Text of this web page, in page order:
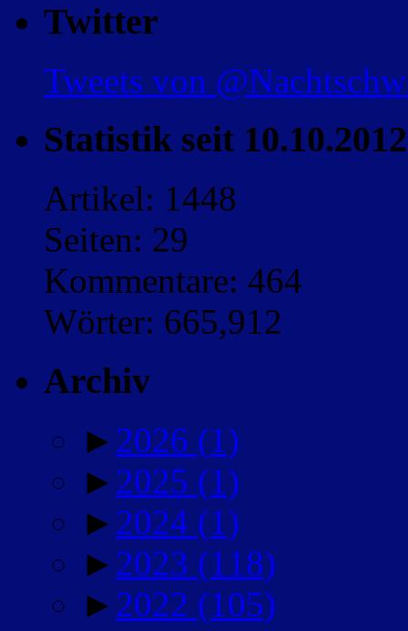
Twitter
Tweets von
Statistik seit 10.10.2012
Artikel: 1448
Seiten: 29
Kommentare: 464
Wörter: 665,912
Archiv
► 2026 (1)
► 2025 (1)
► 2024 (1)
► 2023 (118)
► 2022 (105)